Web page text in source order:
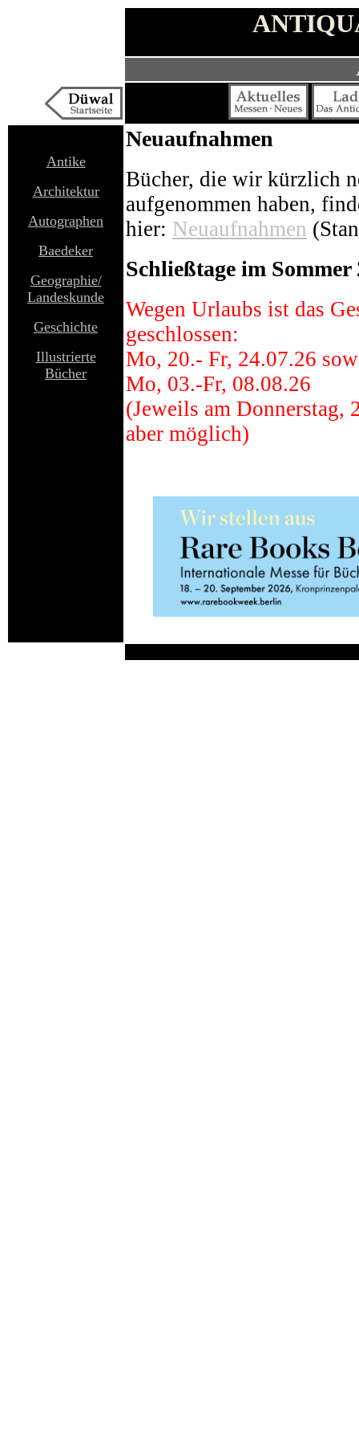
Antike
Architektur
Autographen
Baedeker
Geographie/
Landeskunde
Geschichte
Illustrierte
Bücher
Neuaufnahmen
Bücher, die wir kürzlich
aufgenommen haben,
hier: Neuaufnahmen
Schließtage im Sommer
Wegen Urlaubs ist das
geschlossen:
Mo, 20.- Fr, 24.07.26
Mo, 03.-Fr, 08.08.26
(Jeweils am Donnerstag,
aber möglich)